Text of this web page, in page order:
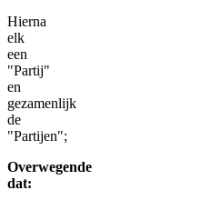
Hierna
elk
een
"Partij"
en
gezamenlijk
de
"Partijen";
Overwegende
dat: